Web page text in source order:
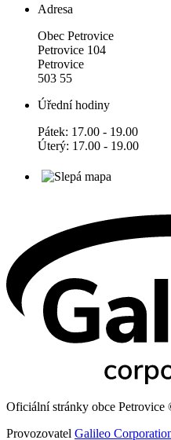
Adresa
Obec Petrovice
Petrovice 104
Petrovice
503 55
Úřední hodiny
Pátek: 17.00 - 19.00
Úterý: 17.00 - 19.00
Oficiální stránky obce Petrovice
Provozovatel Galileo